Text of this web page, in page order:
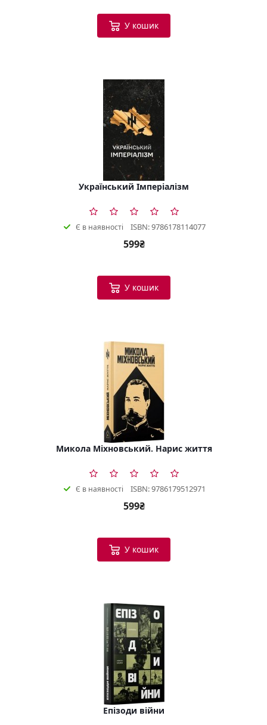
У кошик
Український Імперіалізм
Є в наявності ISBN: 9786178114077
599₴
У кошик
Микола Міхновський. Нарис життя
Є в наявності ISBN: 9786179512971
599₴
У кошик
Епізоди війни